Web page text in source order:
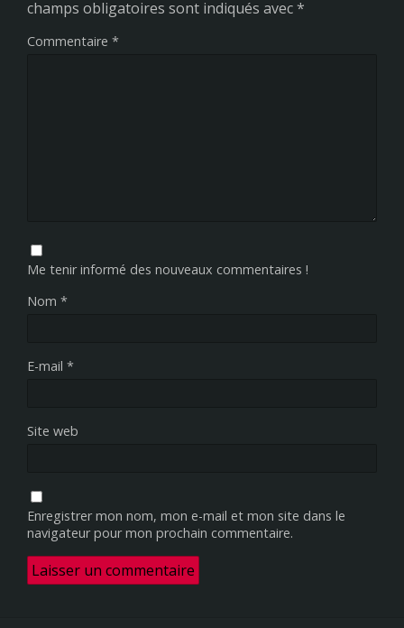
champs obligatoires sont indiqués avec*
Commentaire *
Me tenir informé des nouveaux commentaires !
Nom *
E-mail *
Site web
Enregistrer mon nom, mon e-mail et mon site dans le
navigateur pour mon prochain commentaire.